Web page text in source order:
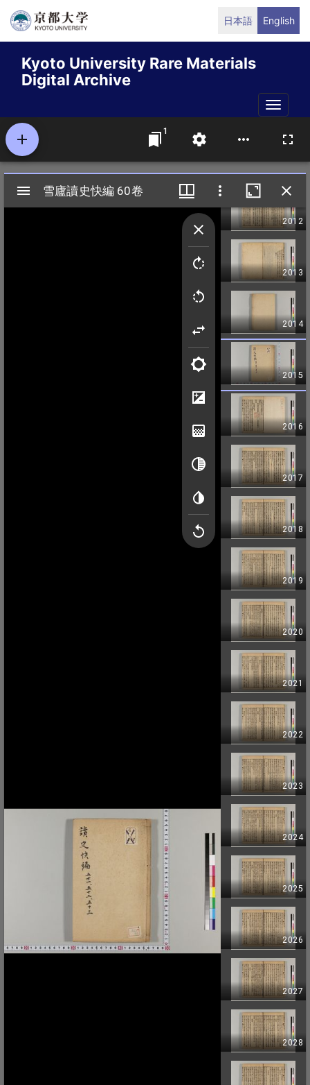
Skip
content
日本語 English
Kyoto University Rare Materials
Digital Archive
Toggle